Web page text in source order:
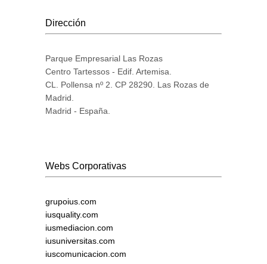
Dirección
Parque Empresarial Las Rozas
Centro Tartessos - Edif. Artemisa.
CL. Pollensa nº 2. CP 28290. Las Rozas de
Madrid.
Madrid - España.
Webs Corporativas
grupoius.com
iusquality.com
iusmediacion.com
iusuniversitas.com
iuscomunicacion.com